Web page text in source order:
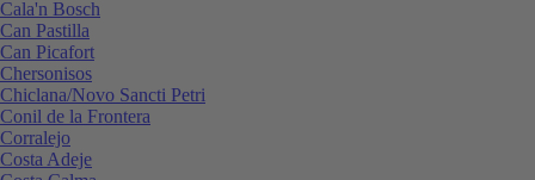
Cala'n Bosch
Can Pastilla
Can Picafort
Chersonisos
Chiclana/Novo Sancti Petri
Conil de la Frontera
Corralejo
Costa Adeje